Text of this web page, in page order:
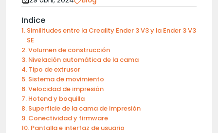
Indice
Similitudes entre la Creality Ender 3 V3 y la Ender 3 V3
SE
Volumen de construcción
Nivelación automática de la cama
Tipo de extrusor
Sistema de movimiento
Velocidad de impresión
Hotend y boquilla
Superficie de la cama de impresión
Conectividad y firmware
Pantalla e interfaz de usuario